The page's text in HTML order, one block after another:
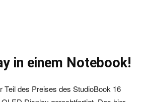
in einem Notebook!
Teil des Preises des StudioBook 16